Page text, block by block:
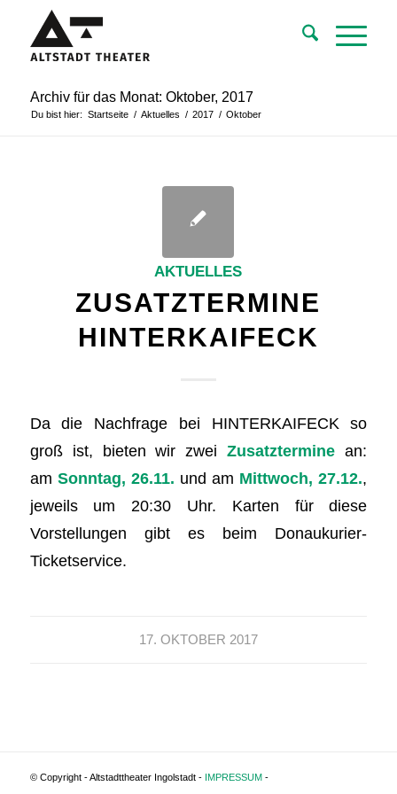
Archiv für das Monat: Oktober, 2017
Du bist hier: Startseite / Aktuelles / 2017 / Oktober
AKTUELLES
ZUSATZTERMINE
HINTERKAIFECK
Da die Nachfrage bei HINTERKAIFECK so
groß ist, bieten wir zweiZusatztermine an:
am Sonntag, 26.11. und am Mittwoch, 27.12.,
jeweils um 20:30 Uhr. Karten für diese
Vorstellungen gibt es beim Donaukurier-
Ticketservice.
17. OKTOBER 2017
© Copyright - Altstadttheater Ingolstadt - IMPRESSUM -